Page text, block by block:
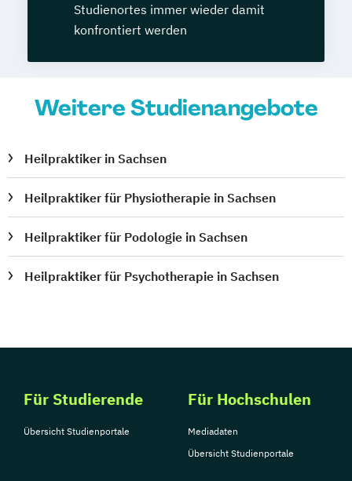
Studienortes immer wieder damit
konfrontiert werden
Weitere Studienangebote
Heilpraktiker in Sachsen
Heilpraktiker für Physiotherapie in Sachsen
Heilpraktiker für Podologie in Sachsen
Heilpraktiker für Psychotherapie in Sachsen
Für Studierende
Übersicht Studienportale
Für Hochschulen
Mediadaten
Übersicht Studienportale